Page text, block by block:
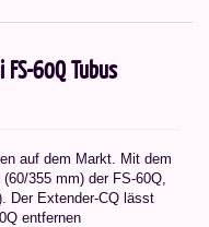
60Q Tubus
auf dem Markt. Mit dem
355 mm) der FS-60Q,
Der Extender-CQ lässt
entfernen